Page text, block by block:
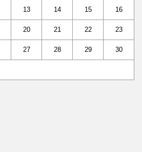
13 14 15 16
20 21 22 23
27 28 29 30